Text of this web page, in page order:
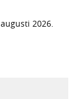
2026.